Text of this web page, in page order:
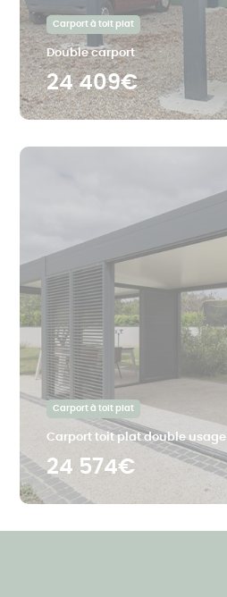
Carport à toit plat
Double carport
24 409€
Carport à toit plat
Carport toit plat double usage
24 574€